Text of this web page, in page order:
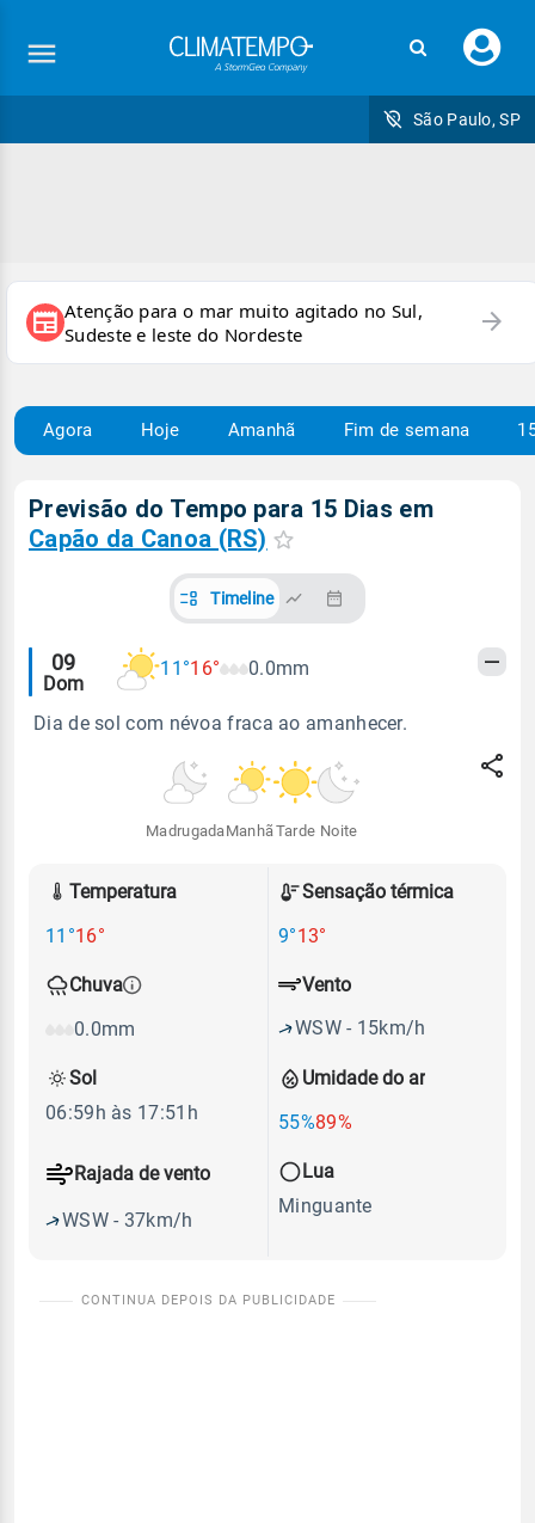
seu
São Paulo, SP
newspaper Atenção para o mar muito agitado no Sul,
Sudeste e leste do Nordeste
arrow_forward
Agora Hoje Amanhã Fim de semana
Previsão do Tempo para 15 Dias em
Capão da Canoa (RS)
Timeline
Alertas
meteorológicos
09
Dom
11°16° 0.0mm
Dia de sol com névoa fraca ao amanhecer.
Madrugada Manhã Tarde Noite
Temperatura
11°16°
Sensação térmica
9°13°
Chuva
0.0mm
Umidade do ar
55%89%
Vento
WSW - 15km/h
Rajada de vento
WSW - 37km/h
Sol
06:59h às 17:51h
Lua
Minguante